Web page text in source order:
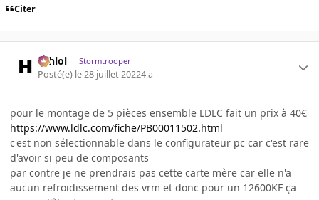
Citer
ashlol Stormtrooper
Posté(e) le 28 juillet 20224 a
pour le montage de 5 pièces ensemble LDLC fait un prix à 40€
https://www.ldlc.com/fiche/PB00011502.html
c'est non sélectionnable dans le configurateur pc car c'est rare
d'avoir si peu de composants
par contre je ne prendrais pas cette carte mère car elle n'a
aucun refroidissement des vrm et donc pour un 12600KF ça